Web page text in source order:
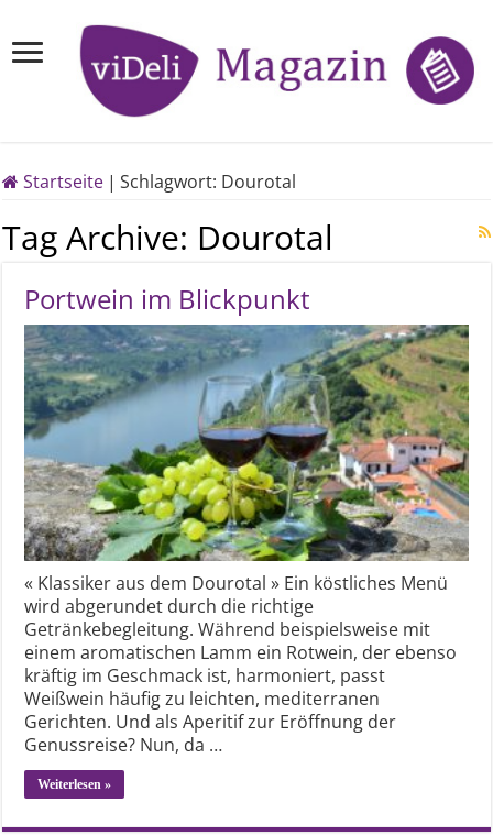
Startseite | Schlagwort: Dourotal
Tag Archive: Dourotal
Portwein im Blickpunkt
« Klassiker aus dem Dourotal » Ein köstliches Menü
wird abgerundet durch die richtige
Getränkebegleitung. Während beispielsweise mit
einem aromatischen Lamm ein Rotwein, der ebenso
kräftig im Geschmack ist, harmoniert, passt
Weißwein häufig zu leichten, mediterranen
Gerichten. Und als Aperitif zur Eröffnung der
Genussreise? Nun, da …
Weiterlesen »